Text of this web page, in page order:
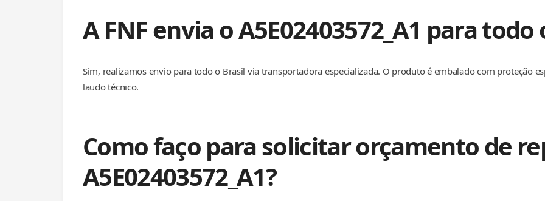
A FNF envia o A5E02403572_A1 para todo
Sim, realizamos envio para todo o Brasil via transportadora especializada. O produto é embalado com proteção
laudo técnico.
Como faço para solicitar orçamento de
A5E02403572_A1?